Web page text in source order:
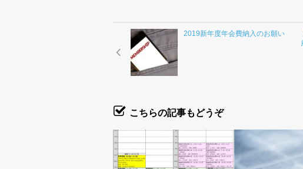
2019新年度年会費納入のお願い
こちらの記事もどうぞ